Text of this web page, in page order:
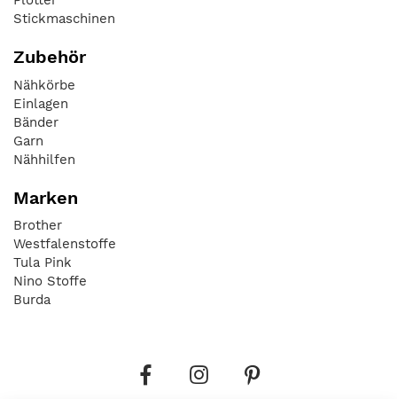
Stickmaschinen
Zubehör
Nähkörbe
Einlagen
Bänder
Garn
Nähhilfen
Marken
Brother
Westfalenstoffe
Tula Pink
Nino Stoffe
Burda